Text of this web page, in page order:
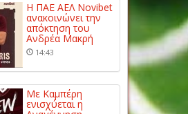
Η ΠΑΕ ΑΕΛ Novibet
ανακοινώνει την
απόκτηση του
Ανδρέα Μακρή
14:43
Με Καμπέρη
ενισχύεται η